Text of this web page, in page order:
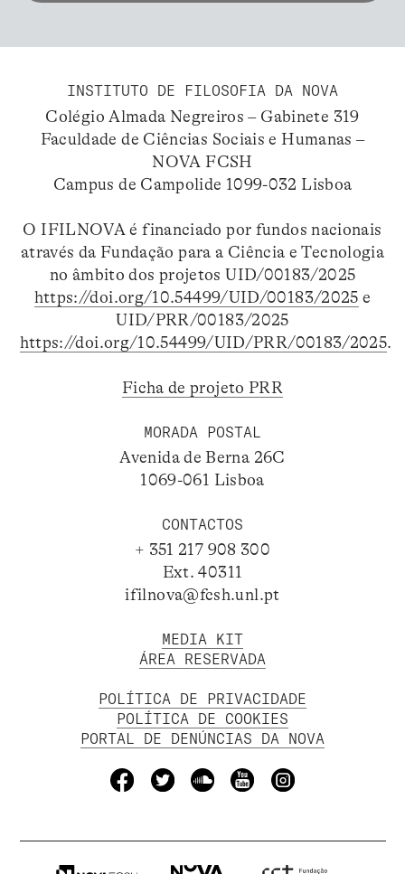
INSTITUTO DE FILOSOFIA DA NOVA
Colégio Almada Negreiros – Gabinete 319
Faculdade de Ciências Sociais e Humanas –
NOVA FCSH
Campus de Campolide 1099-032 Lisboa
O IFILNOVA é financiado por fundos nacionais
através da Fundação para a Ciência e Tecnologia
no âmbito dos projetos UID/00183/2025
https://doi.org/10.54499/UID/00183/2025 e
UID/PRR/00183/2025
https://doi.org/10.54499/UID/PRR/00183/2025.
Ficha de projeto PRR
MORADA POSTAL
Avenida de Berna 26C
1069-061 Lisboa
CONTACTOS
+ 351 217 908 300
Ext. 40311
ifilnova@fcsh.unl.pt
MEDIA KIT
ÁREA RESERVADA
POLÍTICA DE PRIVACIDADE
POLÍTICA DE COOKIES
PORTAL DE DENÚNCIAS DA NOVA